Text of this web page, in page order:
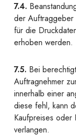
7.4.
der Auftraggeber
für die
erhoben werden.
7.5. Bei
Auftragnehmer
innerhalb einer
diese fehl, kann
Kaufpreises oder
verlangen.